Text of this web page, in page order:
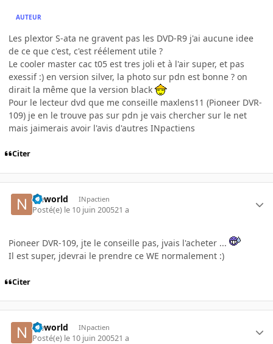
AUTEUR
Les plextor S-ata ne gravent pas les DVD-R9 j'ai aucune idee
de ce que c'est, c'est réélement utile ?
Le cooler master cac t05 est tres joli et à l'air super, et pas
exessif :) en version silver, la photo sur pdn est bonne ? on
dirait la même que la version black
Pour le lecteur dvd que me conseille maxlens11 (Pioneer DVR-
109) je en le trouve pas sur pdn je vais chercher sur le net
mais jaimerais avoir l'avis d'autres INpactiens
Citer
Neworld INpactien
Posté(e) le 10 juin 200521 a
Pioneer DVR-109, jte le conseille pas, jvais l'acheter ...
Il est super, jdevrai le prendre ce WE normalement :)
Citer
Neworld INpactien
Posté(e) le 10 juin 200521 a